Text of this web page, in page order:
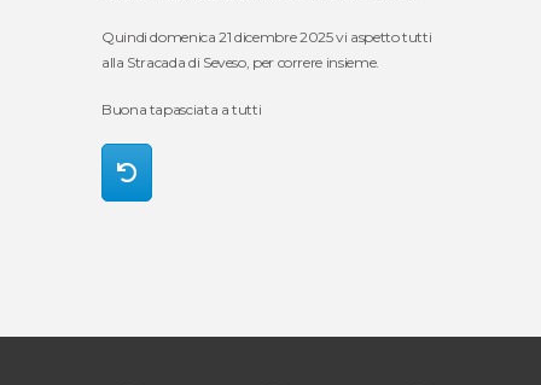
Quindi domenica 21 dicembre 2025 vi aspetto tutti
alla Stracada di Seveso, per correre insieme.
Buona tapasciata a tutti